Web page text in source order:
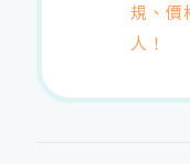
規、價
人！